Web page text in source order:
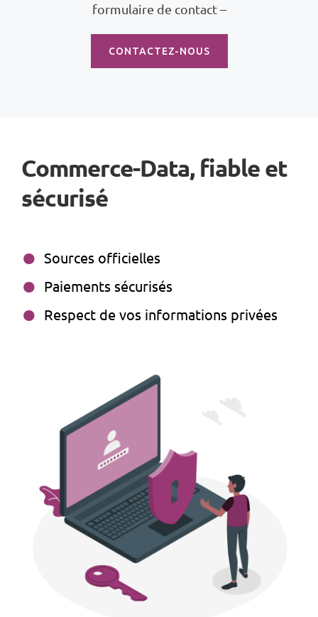
formulaire de contact –
CONTACTEZ-NOUS
Commerce-Data, fiable et
sécurisé
Sources officielles
Paiements sécurisés
Respect de vos informations privées